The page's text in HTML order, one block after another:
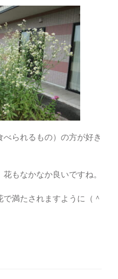
られるもの）の方が好き
もなかなか良いですね。
満たされますように（＾